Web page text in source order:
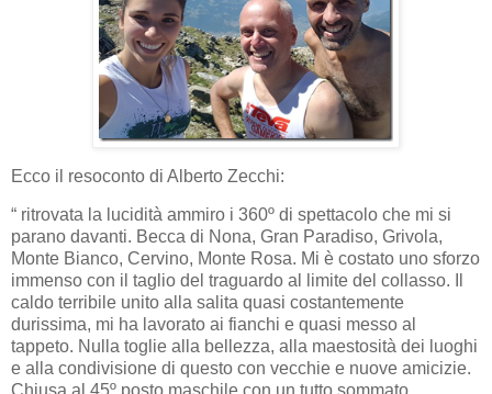
Ecco il resoconto di Alberto Zecchi:
“ ritrovata la lucidità ammiro i 360º di spettacolo che mi si
parano davanti. Becca di Nona, Gran Paradiso, Grivola,
Monte Bianco, Cervino, Monte Rosa. Mi è costato uno sforzo
immenso con il taglio del traguardo al limite del collasso. Il
caldo terribile unito alla salita quasi costantemente
durissima, mi ha lavorato ai fianchi e quasi messo al
tappeto. Nulla toglie alla bellezza, alla maestosità dei luoghi
e alla condivisione di questo con vecchie e nuove amicizie.